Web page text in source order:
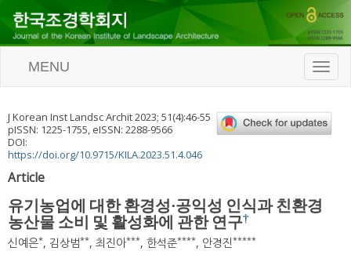
T
o
l
e
g
MENU
J Korean Inst Landsc Archit2023; 51(4):46-55
pISSN: 1225-1755, eISSN: 2288-9566
DOI:
https://doi.org/10.9715/KILA.2023.51.4.046
Article
유기농업에 대한 환경성·공익성 인식과 친환경
농산물 소비 및 활성화에 관한 연구†
신예은*, 김상범**, 최진아***, 한석준****, 안경진*****